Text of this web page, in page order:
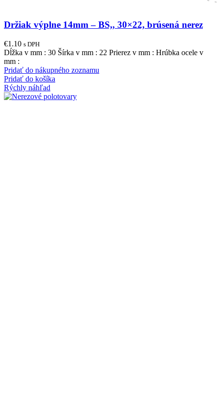
Držiak výplne 14mm – BS,, 30×22, brúsená nerez
€1.10 s DPH
Dĺžka v mm : 30 Šírka v mm : 22 Prierez v mm : Hrúbka ocele v
mm :
Pridať do nákupného zoznamu
Pridať do košíka
Rýchly náhľad